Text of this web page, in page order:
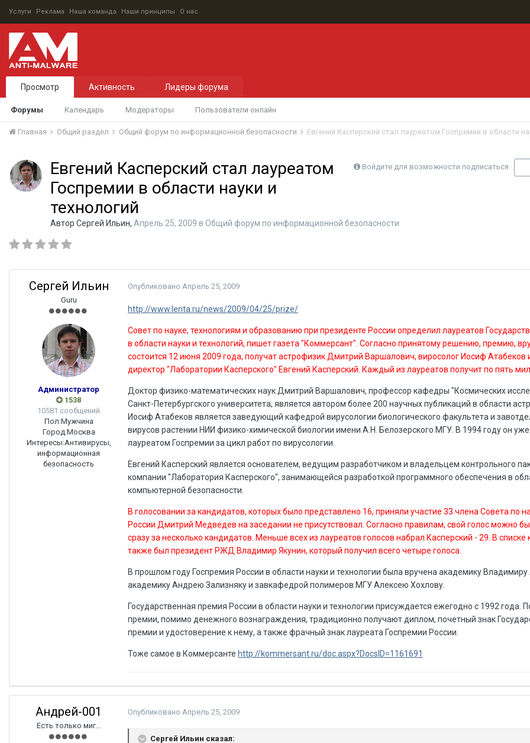
Услуги Реклама Наша команда Наши принципы О нас
Просмотр
Форумы Календарь Модераторы Пользователи онлайн
Активность Лидеры форума
Главная Общий раздел Общий форум по информационной безопасности Евгений Касперский стал лауреатом Госпремии в области
Войдите для возможности подписаться
Евгений Касперский стал лауреатом
Госпремии в области науки и
технологий
Автор Сергей Ильин, Апрель 25, 2009 в Общий форум по информационной безопасности
Сергей Ильин
Guru
Администратор
1538
10581 сообщений
Пол:Мужчина
Город:Москва
Интересы:Антивирусы,
информационная
безопасность
Опубликовано Апрель 25, 2009
http://www.lenta.ru/news/2009/04/25/prize/
Совет по науке, технологиям и образованию при президенте России определил лауреатов
в области науки и технологий, пишет газета "Коммерсант". Согласно принятому решению, премию,
состоится 12 июня 2009 года, получат астрофизик Дмитрий Варшалович, виросолог Иосиф Атабеков
директор "Лаборатории Касперского" Евгений Касперский. Каждый из лауреатов получит по пять
Доктор физико-математических наук Дмитрий Варшалович, профессор кафедры "Космических
Санкт-Петербургского университета, является автором более 200 научных публикаций в области
Иосиф Атабеков является заведующий кафедрой вирусологии биологического факультета и
вирусов растении НИИ физико-химической биологии имени А.Н. Белозерского МГУ. В 1994 году он
лауреатом Госпремии за цикл работ по вирусологии.
Евгений Касперский является основателем, ведущим разработчиком и владельцем контрольного
компании "Лаборатория Касперского", занимающейся разработкой программного обеспечения в
компьютерной безопасности.
В голосовании за кандидатов, которых было представлено 16, приняли участие 33 члена Совета по
России Дмитрий Медведев на заседании не присутствовал. Согласно правилам, свой голос можно
сразу за несколько кандидатов. Меньше всех из лауреатов голосов набрал Касперский - 29. В списке
также был президент РЖД Владимир Якунин, который получил всего четыре голоса.
В прошлом году Госпремия России в области науки и технологии была вручена академику
академику Андрею Зализняку и завкафедрой полимеров МГУ Алексею Хохлову.
Государственная премия России в области науки и технологии присуждается ежегодно с 1992 года.
премии, помимо денежного вознаграждения, традиционно получают диплом, почетный знак
премии и удостоверение к нему, а также фрачный знак лауреата Госпремии России.
Тоже самое в Коммерсанте http://kommersant.ru/doc.aspx?DocsID=1161691
Андрей-001
Есть только миг...
Опубликовано Апрель 25, 2009
Сергей Ильин сказал: